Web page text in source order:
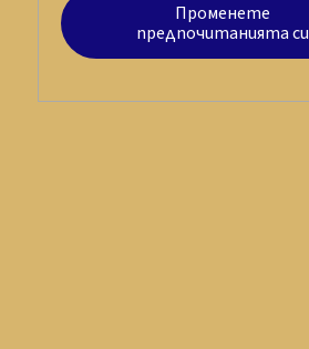
Променете
предпочитанията си